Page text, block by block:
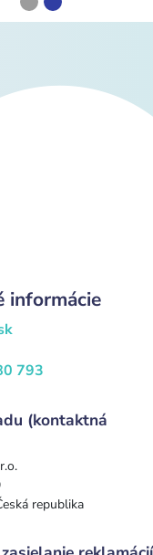
informácie
793
(kontaktná
republika